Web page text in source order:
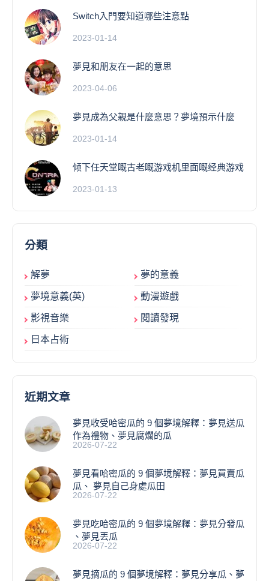
Switch入門要知道哪些注意點
2023-01-14
夢見和朋友在一起的意思
2023-04-06
夢見成為父親是什麼意思？夢境預示什麼
2023-01-14
倾下任天堂嘅古老嘅游戏机里面嘅经典游戏
2023-01-13
分類
解夢 夢的意義
夢境意義(英) 動漫遊戲
影視音樂 閱讀發現
日本占術
近期文章
夢見收受哈密瓜的 9 個夢境解釋：夢見送瓜
作為禮物、夢見腐爛的瓜
2026-07-22
夢見看哈密瓜的 9 個夢境解釋：夢見買賣瓜
瓜、 夢見自己身處瓜田
2026-07-22
夢見吃哈密瓜的 9 個夢境解釋：夢見分發瓜
、夢見丟瓜
2026-07-22
夢見摘瓜的 9 個夢境解釋：夢見分享瓜、夢